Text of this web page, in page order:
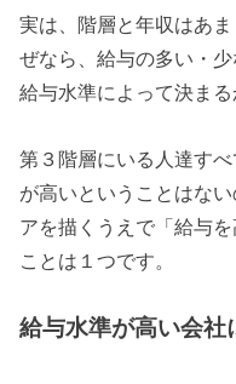
実は、階層と年収はあ
ぜなら、給与の多い・
給与水準によって決まる
第３階層にいる人達す
が高いということはな
アを描くうえで「給与
ことは１つです。
給与水準が高い会社